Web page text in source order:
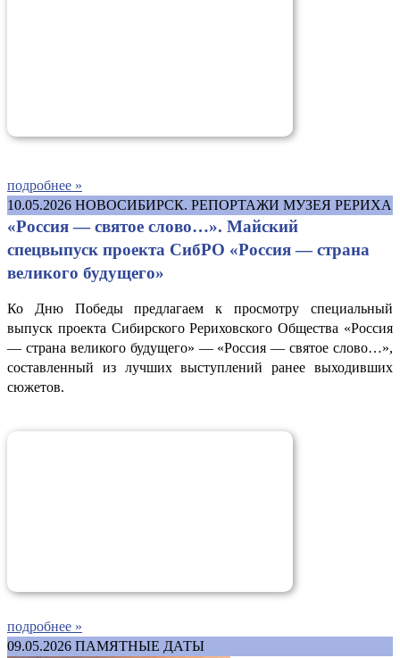
подробнее »
10.05.2026 НОВОСИБИРСК. РЕПОРТАЖИ МУЗЕЯ РЕРИХА
«Россия — святое слово…». Майский
спецвыпуск проекта СибРО «Россия — страна
великого будущего»
Ко Дню Победы предлагаем к просмотру специальный
выпуск проекта Сибирского Рериховского Общества «Россия
— страна великого будущего» — «Россия — святое слово…»,
составленный из лучших выступлений ранее выходивших
сюжетов.
подробнее »
09.05.2026 ПАМЯТНЫЕ ДАТЫ